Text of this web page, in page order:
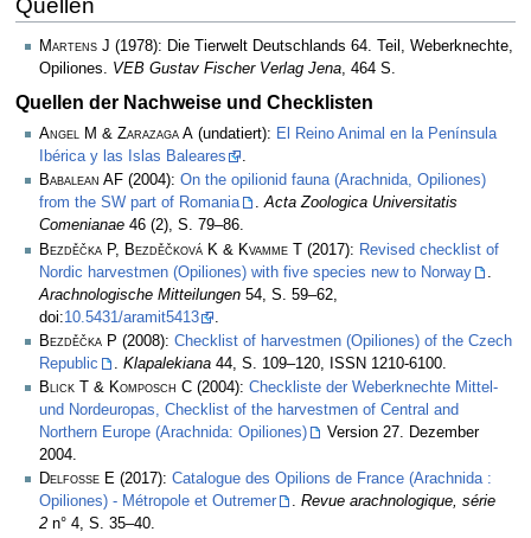
Quellen
Martens J (1978): Die Tierwelt Deutschlands 64. Teil, Weberknechte,
Opiliones. VEB Gustav Fischer Verlag Jena, 464 S.
Quellen der Nachweise und Checklisten
Angel M & Zarazaga A (undatiert): El Reino Animal en la Península
Ibérica y las Islas Baleares
.
Babalean AF (2004): On the opilionid fauna (Arachnida, Opiliones)
from the SW part of Romania
.Acta Zoologica Universitatis
Comenianae 46 (2), S. 79–86.
Bezděčka P, Bezděčková K & Kvamme T (2017): Revised checklist of
Nordic harvestmen (Opiliones) with five species new to Norway
Arachnologische Mitteilungen 54, S. 59–62,
doi:10.5431/aramit5413
Bezděčka P (2008): Checklist of harvestmen (Opiliones) of the Czech
Republic
. Klapalekiana 44, S. 109–120, ISSN 1210-6100.
Blick T & Komposch C (2004): Checkliste der Weberknechte Mittel-
und Nordeuropas, Checklist of the harvestmen of Central and
Northern Europe (Arachnida: Opiliones)
Version 27. Dezember
2004.
Delfosse E (2017): Catalogue des Opilions de France (Arachnida :
Opiliones) - Métropole et Outremer
. Revue arachnologique, série
2 n° 4, S. 35–40.